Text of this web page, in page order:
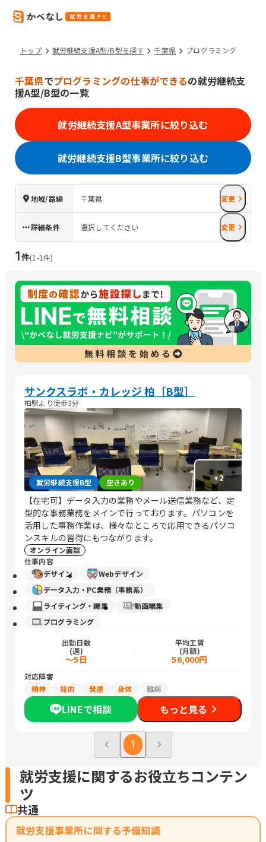
トップ 就労継続支援A型/B型を探す 千葉県 プログラミング
千葉県でプログラミングの仕事ができるの就労継続支
援A型/B型の一覧
就労継続支援A型事業所に絞り込む
就労継続支援B型事業所に絞り込む
地域/路線 千葉県 変更
詳細条件 選択してください 変更
1件(1 -1件)
サンクスラボ・カレッジ 柏［B型］
柏駅より徒歩3分
+2
就労継続支援B型 空きあり
【在宅可】データ入力の業務やメール送信業務など、定
型的な事務業務をメインで行っております。パソコンを
活用した事務作業は、様々なところで応用できるパソコ
ンスキルの習得にもつながります。
オンライン面談
仕事内容
デザイン
Webデザイン
データ入力・PC業務（事務系）
ライティング・編集
動画編集
プログラミング
出勤日数
(週)
～5日
平均工賃
(月額)
56,000円
対応障害
精神
知的 発達 身体 難病
LINEで相談 もっと見る
1
就労支援に関するお役立ちコンテン
ツ
共通
就労支援事業所に関する予備知識